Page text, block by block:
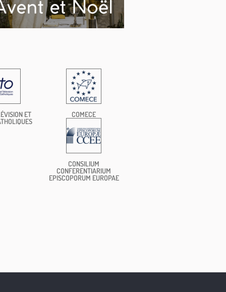
ET
COMECE
CONSILIUM
CONFERENTIARIUM
EPISCOPORUM EUROPAE